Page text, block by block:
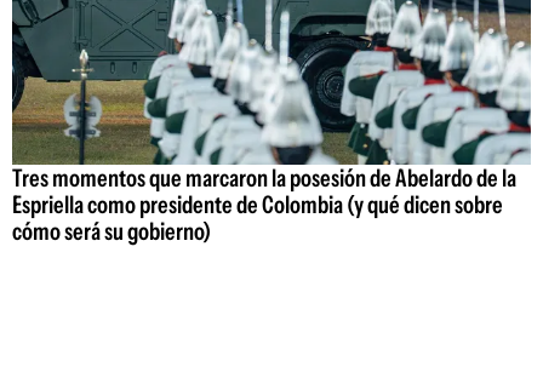
Tres momentos que marcaron la posesión de Abelardo de la
Espriella como presidente de Colombia (y qué dicen sobre
cómo será su gobierno)